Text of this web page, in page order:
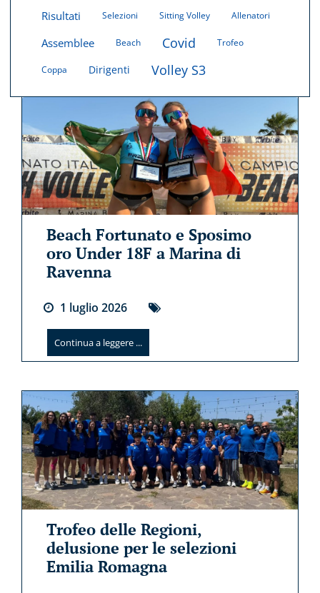
Risultati Selezioni Sitting Volley Allenatori
Assemblee Beach Covid Trofeo
Coppa Dirigenti Volley S3
Beach Fortunato e Sposimo
oro Under 18F a Marina di
Ravenna
1 luglio 2026
Continua a leggere ...
Trofeo delle Regioni,
delusione per le selezioni
Emilia Romagna